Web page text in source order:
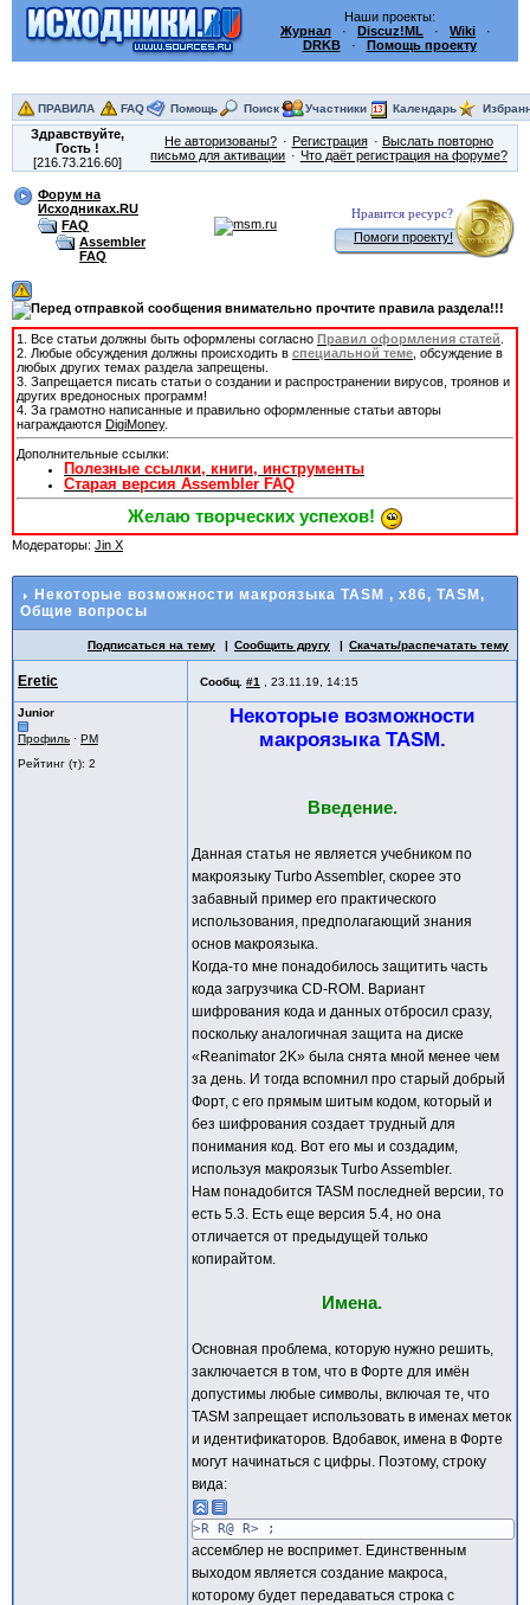
Наши проекты:
Журнал · Discuz!ML · Wiki ·
DRKB· Помощь проекту
ПРАВИЛА FAQ Помощь Поиск Участники Календарь
Здравствуйте,
Гость!
[216.73.216.60]
Не авторизованы? Регистрация
Выслать повторно
письмо для активации
Что даёт регистрация на форуме?
Форум на
Исходниках.RU
FAQ
Assembler
FAQ
Нравится ресурс?
Помоги проекту!
1. Все статьи должны быть оформлены согласно Правил оформления статей
2. Любые обсуждения должны происходить в специальной теме , обсуждение в
любых других темах раздела запрещены.
3. Запрещается писать статьи о создании и распространении вирусов, троянов и
других вредоносных программ!
4. За грамотно написанные и правильно оформленные статьи авторы
награждаются DigiMoney.
Дополнительные ссылки:
Полезные ссылки, книги, инструменты
Старая версия Assembler FAQ
Желаю творческих успехов!
Модераторы: Jin X
Некоторые возможности макроязыка TASM , x86, TASM,
Общие вопросы
Подписаться на тему Сообщить другу Скачать/распечатать тему
Eretic Сообщ. #1 23.11.19, 14:15
Junior
Профиль · PM
Рейтинг (т): 2
Некоторые возможности
макроязыка TASM.
Введение.
Данная статья не является учебником по
макроязыку Turbo Assembler, скорее это
забавный пример его практического
использования, предполагающий знания
основ макроязыка.
Когда-то мне понадобилось защитить часть
кода загрузчика CD-ROM. Вариант
шифрования кода и данных отбросил сразу,
поскольку аналогичная защита на диске
«Reanimator 2K» была снята мной менее чем
за день. И тогда вспомнил про старый добрый
Форт, с его прямым шитым кодом, который и
без шифрования создает трудный для
понимания код. Вот его мы и создадим,
используя макроязык Turbo Assembler.
Нам понадобится TASM последней версии, то
есть 5.3. Есть еще версия 5.4, но она
отличается от предыдущей только
копирайтом.
Имена.
Основная проблема, которую нужно решить,
заключается в том, что в Форте для имён
допустимы любые символы, включая те, что
TASM запрещает использовать в именах меток
и идентификаторов. Вдобавок, имена в Форте
могут начинаться с цифры. Поэтому, строку
вида:
>R R@ R> ;
ассемблер не воспримет. Единственным
выходом является создание макроса,
которому будет передаваться строка с